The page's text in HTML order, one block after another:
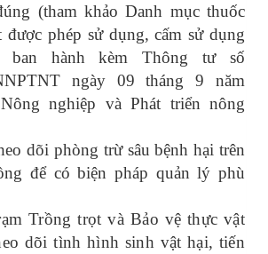
(tham khảo Danh mục thuốc
được phép sử dụng, cấm sử dụng
ban hành kèm Thông tư số
ngày 09 tháng 9 năm
nghiệp và Phát triển nông
dõi phòng trừ sâu bệnh hại trên
để có biện pháp quản lý phù
Trồng trọt và Bảo vệ thực vật
dõi tình hình sinh vật hại, tiến